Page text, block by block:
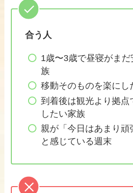
合う人
1歳〜3歳で昼寝がま
族
移動そのものを楽にし
到着後は観光より拠点
したい家族
親が「今日はあまり頑
と感じている週末